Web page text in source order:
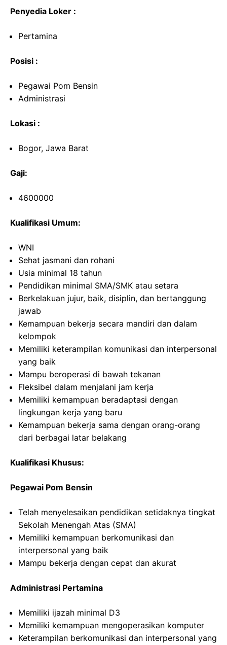
Penyedia Loker :
Pertamina
Posisi :
Pegawai Pom Bensin
Administrasi
Lokasi :
Bogor, Jawa Barat
Gaji:
4600000
Kualifikasi Umum:
WNI
Sehat jasmani dan rohani
Usia minimal 18 tahun
Pendidikan minimal SMA/SMK atau setara
Berkelakuan jujur, baik, disiplin, dan bertanggung
jawab
Kemampuan bekerja secara mandiri dan dalam
kelompok
Memiliki keterampilan komunikasi dan interpersonal
yang baik
Mampu beroperasi di bawah tekanan
Fleksibel dalam menjalani jam kerja
Memiliki kemampuan beradaptasi dengan
lingkungan kerja yang baru
Kemampuan bekerja sama dengan orang-orang
dari berbagai latar belakang
Kualifikasi Khusus:
Pegawai Pom Bensin
Telah menyelesaikan pendidikan setidaknya tingkat
Sekolah Menengah Atas (SMA)
Memiliki kemampuan berkomunikasi dan
interpersonal yang baik
Mampu bekerja dengan cepat dan akurat
Administrasi Pertamina
Memiliki ijazah minimal D3
Memiliki kemampuan mengoperasikan komputer
Keterampilan berkomunikasi dan interpersonal yang